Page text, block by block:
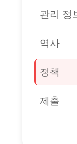
관리 정
역사
정책
제출